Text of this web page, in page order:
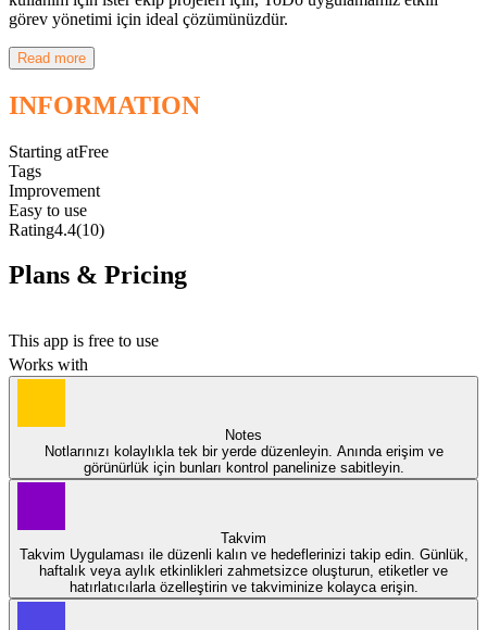
görev yönetimi için ideal çözümünüzdür.
Read more
INFORMATION
Starting atFree
Tags
Improvement
Easy to use
Rating4.4(10)
Plans & Pricing
This app is free to use
Works with
Notes
Notlarınızı kolaylıkla tek bir yerde düzenleyin. Anında erişim ve
görünürlük için bunları kontrol panelinize sabitleyin.
Takvim
Takvim Uygulaması ile düzenli kalın ve hedeflerinizi takip edin. Günlük,
haftalık veya aylık etkinlikleri zahmetsizce oluşturun, etiketler ve
hatırlatıcılarla özelleştirin ve takviminize kolayca erişin.